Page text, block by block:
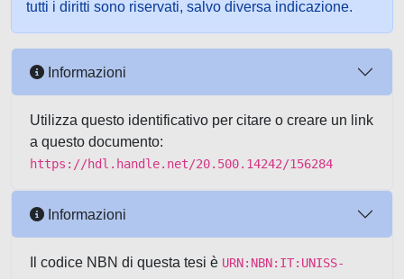
tutti i diritti sono riservati, salvo diversa indicazione.
Informazioni
Utilizza questo identificativo per citare o creare un link
a questo documento:
https://hdl.handle.net/20.500.14242/156284
Informazioni
Il codice NBN di questa tesi è URN:NBN:IT:UNISS-